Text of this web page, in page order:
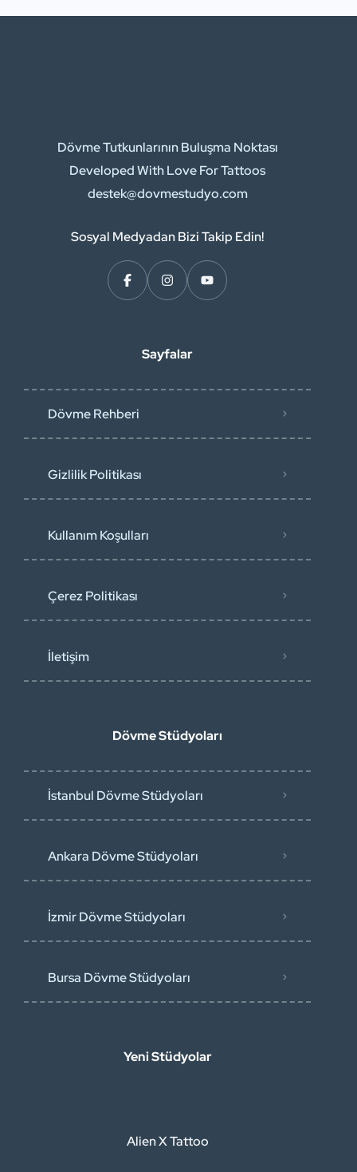
Dövme Tutkunlarının Buluşma Noktası
Developed With Love For Tattoos
destek@dovmestudyo.com
Sosyal Medyadan Bizi Takip Edin!
Sayfalar
Dövme Rehberi
Gizlilik Politikası
Kullanım Koşulları
Çerez Politikası
İletişim
Dövme Stüdyoları
İstanbul Dövme Stüdyoları
Ankara Dövme Stüdyoları
İzmir Dövme Stüdyoları
Bursa Dövme Stüdyoları
Yeni Stüdyolar
Alien X Tattoo